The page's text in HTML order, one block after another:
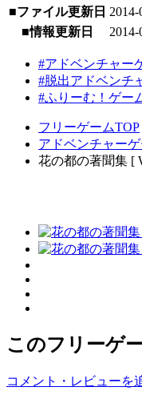
■ファイル更新日 2014-
■情報更新日
2014-
#アドベンチャー
#脱出アドベンチ
#ふりーむ！ゲー
フリーゲームTOP
アドベンチャーゲ
花の都の著聞集 [
このフリーゲ
コメント・レビューを